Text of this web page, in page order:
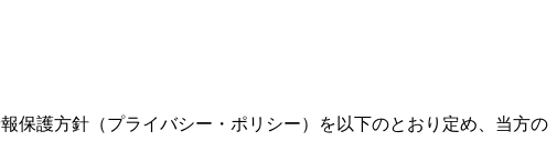
保護方針（プライバシー・ポリシー）を以下のとおり定め、当方の